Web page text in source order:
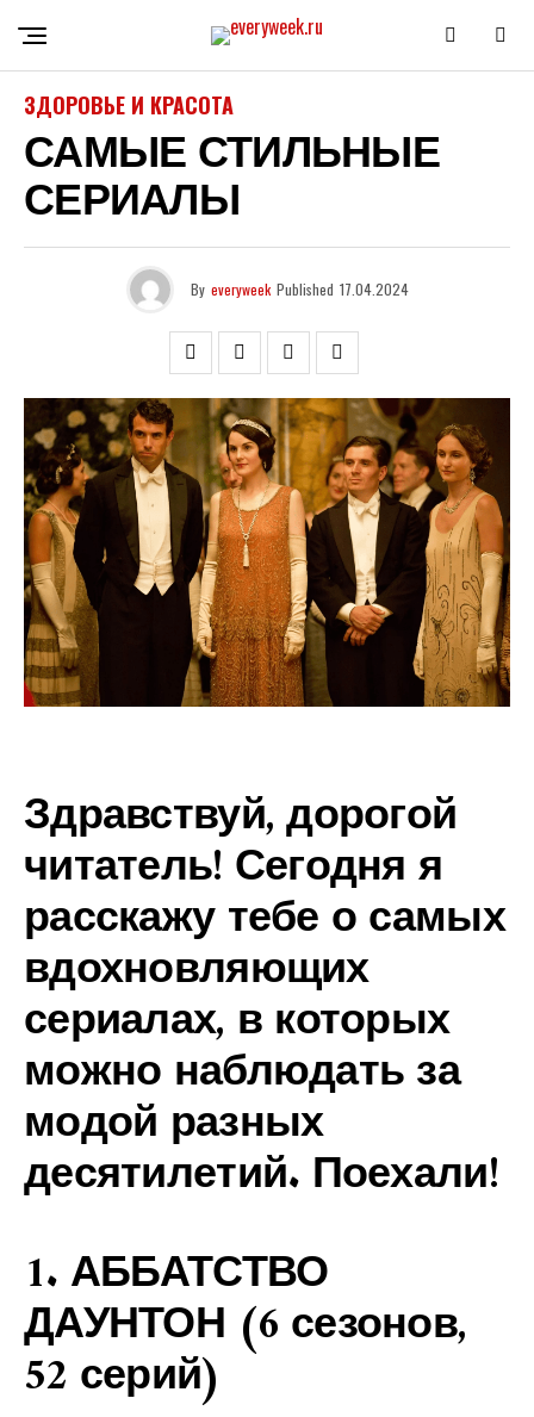
ЗДОРОВЬЕ И КРАСОТА
САМЫЕ СТИЛЬНЫЕ
СЕРИАЛЫ
By everyweek Published 17.04.2024
Здравствуй, дорогой
читатель! Сегодня я
расскажу тебе о самых
вдохновляющих
сериалах, в которых
можно наблюдать за
модой разных
десятилетий. Поехали!
1. АББАТСТВО
ДАУНТОН (6 сезонов,
52 серий)